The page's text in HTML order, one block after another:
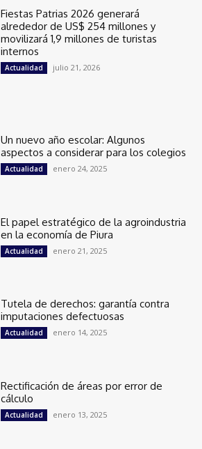
Fiestas Patrias 2026 generará
alrededor de US$ 254 millones y
movilizará 1,9 millones de turistas
internos
Actualidad julio 21, 2026
Un nuevo año escolar: Algunos
aspectos a considerar para los colegios
Actualidad enero 24, 2025
El papel estratégico de la agroindustria
en la economía de Piura
Actualidad enero 21, 2025
Tutela de derechos: garantía contra
imputaciones defectuosas
Actualidad enero 14, 2025
Rectificación de áreas por error de
cálculo
Actualidad enero 13, 2025